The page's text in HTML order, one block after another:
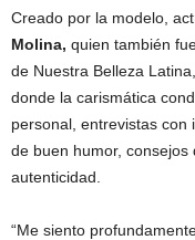
Creado por la modelo,
Molina, quien también
de Nuestra Belleza Latina,
donde la carismática
personal, entrevistas con
de buen humor, consejos
autenticidad.
“Me siento